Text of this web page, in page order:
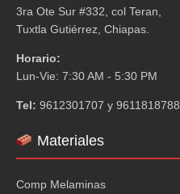
3ra Ote Sur #332, col Teran,
Tuxtla Gutiérrez, Chiapas.
Horario:
Lun-Vie: 7:30 AM - 5:30 PM
Tel: 9612301707 y 9611818788
Materiales
Comp Melaminas